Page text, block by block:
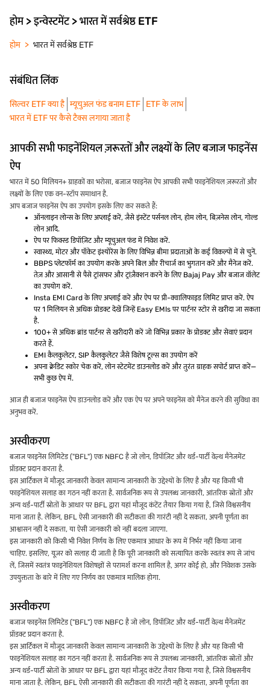
होम > इन्वेस्टमेंट > भारत में सर्वश्रेष्ठ ETF
होम भारत में सर्वश्रेष्ठ ETF
संबंधित लिंक
सिल्वर ETF क्या है म्यूचुअल फंड बनाम ETF ETF के लाभ
भारत में ETF पर कैसे टैक्स लगाया जाता है
आपकी सभी फाइनेंशियल ज़रूरतों और लक्ष्यों के लिए बजाज फाइनेंस
ऐप
भारत में 50 मिलियन+ ग्राहकों का भरोसा, बजाज फाइनेंस ऐप आपकी सभी फाइनेंशियल ज़रूरतों और
लक्ष्यों के लिए एक वन-स्टॉप समाधान है.
आप बजाज फाइनेंस ऐप का उपयोग इसके लिए कर सकते हैं:
ऑनलाइन लोन्स के लिए अप्लाई करें, जैसे इंस्टेंट पर्सनल लोन, होम लोन, बिज़नेस लोन, गोल्ड
लोन आदि.
ऐप पर फिक्स्ड डिपॉज़िट और म्यूचुअल फंड में निवेश करें.
स्वास्थ्य, मोटर और पॉकेट इंश्योरेंस के लिए विभिन्न बीमा प्रदाताओं के कई विकल्पों में से चुनें.
BBPS प्लेटफॉर्म का उपयोग करके अपने बिल और रीचार्ज का भुगतान करें और मैनेज करें.
तेज़ और आसानी से पैसे ट्रांसफर और ट्रांज़ैक्शन करने के लिए Bajaj Pay और बजाज वॉलेट
का उपयोग करें.
Insta EMI Card के लिए अप्लाई करें और ऐप पर प्री-क्वालिफाइड लिमिट प्राप्त करें. ऐप
पर 1 मिलियन से अधिक प्रोडक्ट देखें जिन्हें Easy EMIs पर पार्टनर स्टोर से खरीदा जा सकता
है.
100+ से अधिक ब्रांड पार्टनर से खरीदारी करें जो विभिन्न प्रकार के प्रोडक्ट और सेवाएं प्रदान
करते हैं.
EMI कैलकुलेटर, SIP कैलकुलेटर जैसे विशेष टूल्स का उपयोग करें
अपना क्रेडिट स्कोर चेक करें, लोन स्टेटमेंट डाउनलोड करें और तुरंत ग्राहक सपोर्ट प्राप्त करें—
सभी कुछ ऐप में.
आज ही बजाज फाइनेंस ऐप डाउनलोड करें और एक ऐप पर अपने फाइनेंस को मैनेज करने की सुविधा का
अनुभव करें.
अस्वीकरण
बजाज फाइनेंस लिमिटेड ("BFL") एक NBFC है जो लोन, डिपॉज़िट और थर्ड-पार्टी वेल्थ मैनेजमेंट
प्रॉडक्ट प्रदान करता है.
इस आर्टिकल में मौजूद जानकारी केवल सामान्य जानकारी के उद्देश्यों के लिए है और यह किसी भी
फाइनेंशियल सलाह का गठन नहीं करता है. सार्वजनिक रूप से उपलब्ध जानकारी, आंतरिक स्रोतों और
अन्य थर्ड-पार्टी स्रोतों के आधार पर BFL द्वारा यहां मौजूद कंटेंट तैयार किया गया है, जिसे विश्वसनीय
माना जाता है. लेकिन, BFL ऐसी जानकारी की सटीकता की गारंटी नहीं दे सकता, अपनी पूर्णता का
आश्वासन नहीं दे सकता, या ऐसी जानकारी को नहीं बदला जाएगा.
इस जानकारी को किसी भी निवेश निर्णय के लिए एकमात्र आधार के रूप में निर्भर नहीं किया जाना
चाहिए. इसलिए, यूज़र को सलाह दी जाती है कि पूरी जानकारी को सत्यापित करके स्वतंत्र रूप से जांच
लें, जिसमें स्वतंत्र फाइनेंशियल विशेषज्ञों से परामर्श करना शामिल है, अगर कोई हो, और निवेशक उसके
उपयुक्तता के बारे में लिए गए निर्णय का एकमात्र मालिक होगा.
अस्वीकरण
बजाज फाइनेंस लिमिटेड ("BFL") एक NBFC है जो लोन, डिपॉज़िट और थर्ड-पार्टी वेल्थ मैनेजमेंट
प्रॉडक्ट प्रदान करता है.
इस आर्टिकल में मौजूद जानकारी केवल सामान्य जानकारी के उद्देश्यों के लिए है और यह किसी भी
फाइनेंशियल सलाह का गठन नहीं करता है. सार्वजनिक रूप से उपलब्ध जानकारी, आंतरिक स्रोतों और
अन्य थर्ड-पार्टी स्रोतों के आधार पर BFL द्वारा यहां मौजूद कंटेंट तैयार किया गया है, जिसे विश्वसनीय
माना जाता है. लेकिन, BFL ऐसी जानकारी की सटीकता की गारंटी नहीं दे सकता, अपनी पूर्णता का